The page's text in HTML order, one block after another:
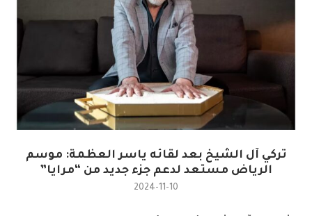
تركي آل الشيخ بعد لقائه ياسر العظمة: موسم
الرياض مستعد لدعم جزء جديد من “مرايا”
2024-11-10